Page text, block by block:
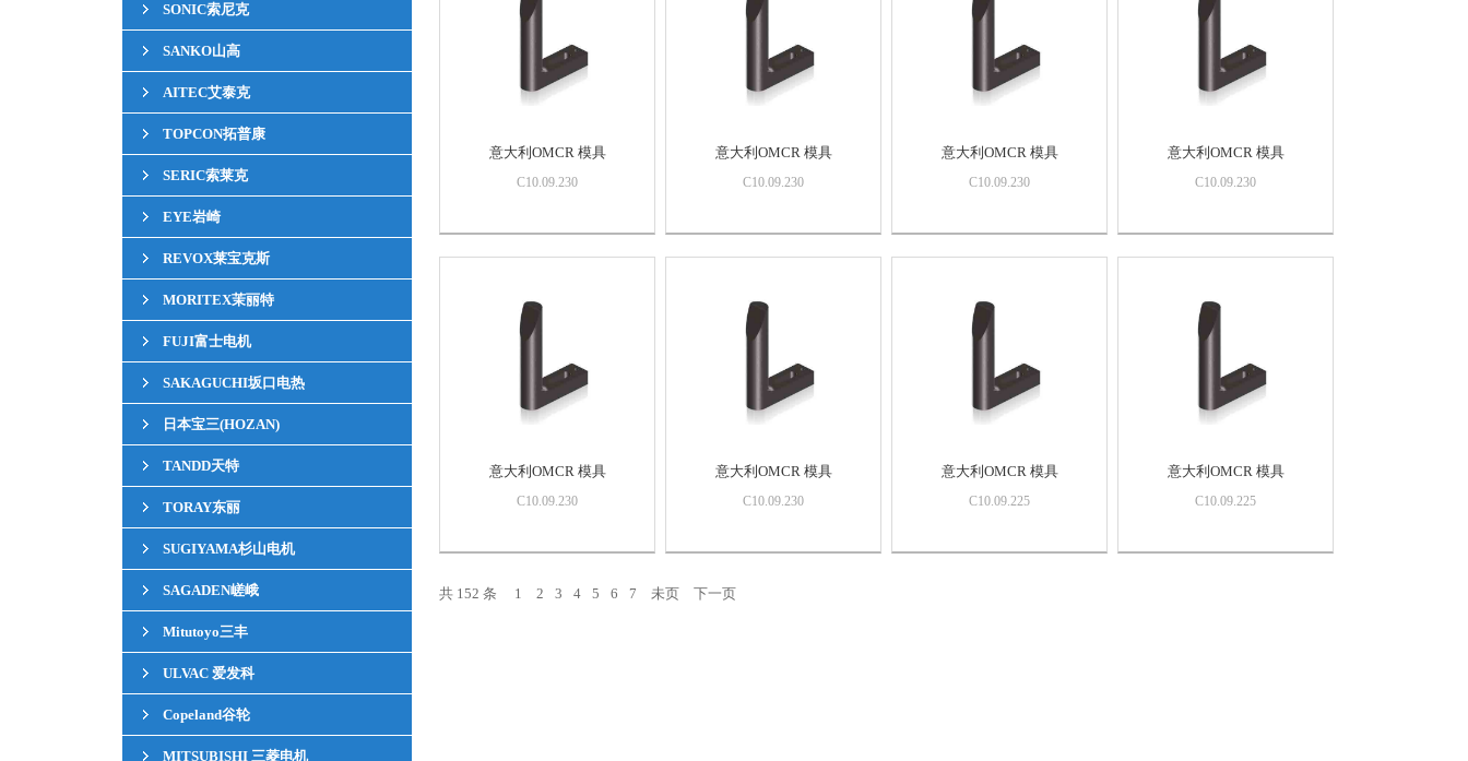
SONIC索尼克
SANKO山高
AITEC艾泰克
TOPCON拓普康
SERIC索莱克
EYE岩崎
REVOX莱宝克斯
MORITEX茉丽特
FUJI富士电机
SAKAGUCHI坂口电热
日本宝三(HOZAN)
TANDD天特
TORAY东丽
SUGIYAMA杉山电机
SAGADEN嵯峨
Mitutoyo三丰
ULVAC 爱发科
Copeland谷轮
MITSUBISHI 三菱电机
意大利OMCR 模具
C10.09.230
意大利OMCR 模具
C10.09.230
意大利OMCR 模具
C10.09.230
意大利OMCR 模具
C10.09.230
意大利OMCR 模具
C10.09.230
意大利OMCR 模具
C10.09.230
意大利OMCR 模具
C10.09.225
意大利OMCR 模具
C10.09.225
共 152 条 1 2 3 4 5 6 7 未页 下一页